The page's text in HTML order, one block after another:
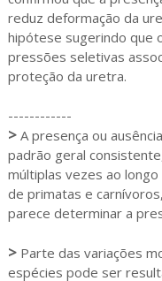
reduz deformação da
hipótese sugerindo que
pressões seletivas
proteção da uretra.
------------
>A presença ou
padrão geral
múltiplas vezes ao
de primatas e
parece determinar a
>Parte das variações
espécies pode ser